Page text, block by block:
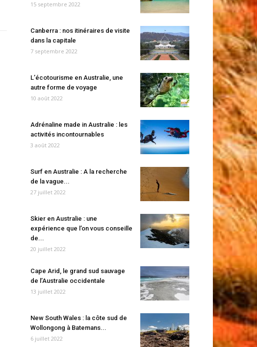
15 septembre 2022
Canberra : nos itinéraires de visite
dans la capitale
7 septembre 2022
L’écotourisme en Australie, une
autre forme de voyage
10 août 2022
Adrénaline made in Australie : les
activités incontournables
3 août 2022
Surf en Australie : A la recherche
de la vague...
27 juillet 2022
Skier en Australie : une
expérience que l’on vous conseille
de...
20 juillet 2022
Cape Arid, le grand sud sauvage
de l’Australie occidentale
13 juillet 2022
New South Wales : la côte sud de
Wollongong à Batemans...
6 juillet 2022